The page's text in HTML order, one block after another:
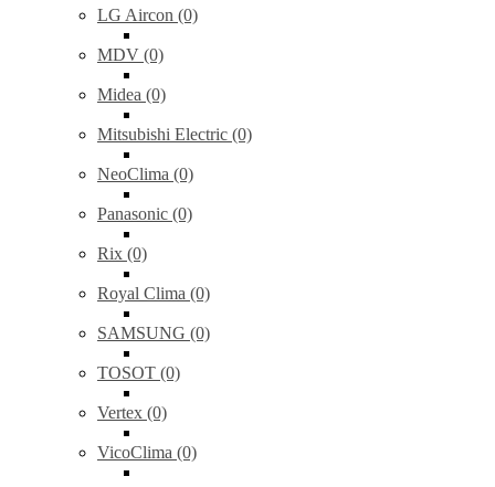
LG Aircon (0)
MDV (0)
Midea (0)
Mitsubishi Electric (0)
NeoClima (0)
Panasonic (0)
Rix (0)
Royal Clima (0)
SAMSUNG (0)
TOSOT (0)
Vertex (0)
VicoClima (0)